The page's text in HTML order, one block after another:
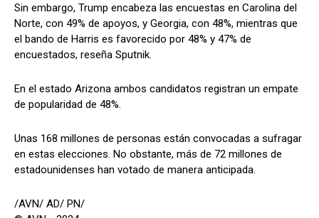
Sin embargo, Trump encabeza las encuestas en Carolina del
Norte, con 49% de apoyos, y Georgia, con 48%, mientras que
el bando de Harris es favorecido por 48% y 47% de
encuestados, reseña Sputnik.
En el estado Arizona ambos candidatos registran un empate
de popularidad de 48%.
Unas 168 millones de personas están convocadas a sufragar
en estas elecciones. No obstante, más de 72 millones de
estadounidenses han votado de manera anticipada.
/AVN/ AD/ PN/